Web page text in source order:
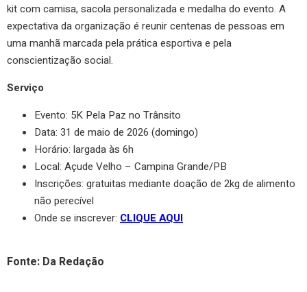
kit com camisa, sacola personalizada e medalha do evento. A
expectativa da organização é reunir centenas de pessoas em
uma manhã marcada pela prática esportiva e pela
conscientização social.
Serviço
Evento: 5K Pela Paz no Trânsito
Data: 31 de maio de 2026 (domingo)
Horário: largada às 6h
Local: Açude Velho – Campina Grande/PB
Inscrições: gratuitas mediante doação de 2kg de alimento
não perecível
Onde se inscrever: CLIQUE AQUI
Fonte: Da Redação